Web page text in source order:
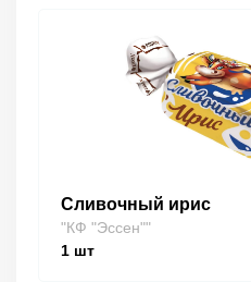
Сливочный ирис
"КФ "Эссен""
1 шт